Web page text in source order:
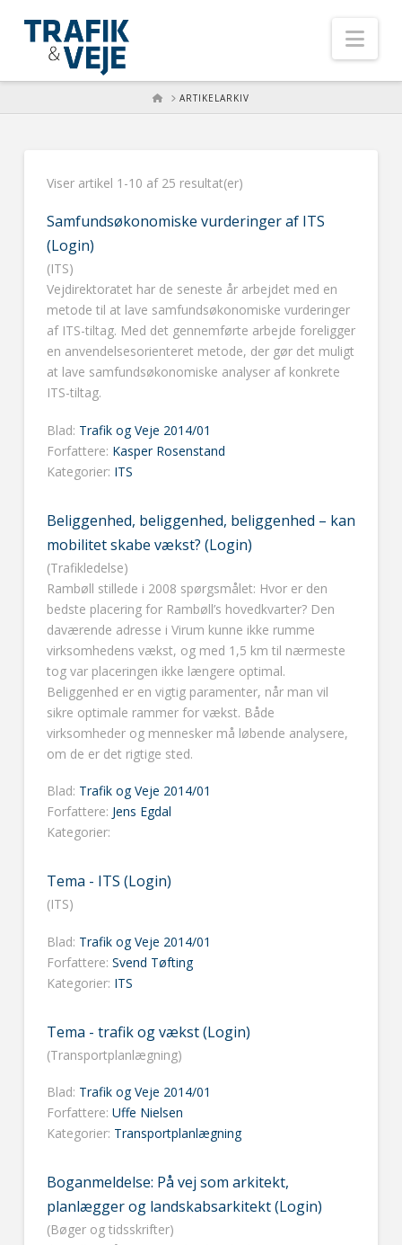
HOMEARTIKELARKIV
Viser artikel 1-10 af 25 resultat(er)
Samfundsøkonomiske vurderinger af ITS
(Login)
(ITS)
Vejdirektoratet har de seneste år arbejdet med en
metode til at lave samfundsøkonomiske vurderinger
af ITS-tiltag. Med det gennemførte arbejde foreligger
en anvendelsesorienteret metode, der gør det muligt
at lave samfundsøkonomiske analyser af konkrete
ITS-tiltag.
Blad: Trafik og Veje 2014/01
Forfattere: Kasper Rosenstand
Kategorier: ITS
Beliggenhed, beliggenhed, beliggenhed – kan
mobilitet skabe vækst? (Login)
(Trafikledelse)
Rambøll stillede i 2008 spørgsmålet: Hvor er den
bedste placering for Rambøll’s hovedkvarter? Den
daværende adresse i Virum kunne ikke rumme
virksomhedens vækst, og med 1,5 km til nærmeste
tog var placeringen ikke længere optimal.
Beliggenhed er en vigtig paramenter, når man vil
sikre optimale rammer for vækst. Både
virksomheder og mennesker må løbende analysere,
om de er det rigtige sted.
Blad: Trafik og Veje 2014/01
Forfattere: Jens Egdal
Kategorier:
Tema - ITS (Login)
(ITS)
Blad: Trafik og Veje 2014/01
Forfattere: Svend Tøfting
Kategorier: ITS
Tema - trafik og vækst (Login)
(Transportplanlægning)
Blad: Trafik og Veje 2014/01
Forfattere: Uffe Nielsen
Kategorier: Transportplanlægning
Boganmeldelse: På vej som arkitekt,
planlægger og landskabsarkitekt (Login)
(Bøger og tidsskrifter)